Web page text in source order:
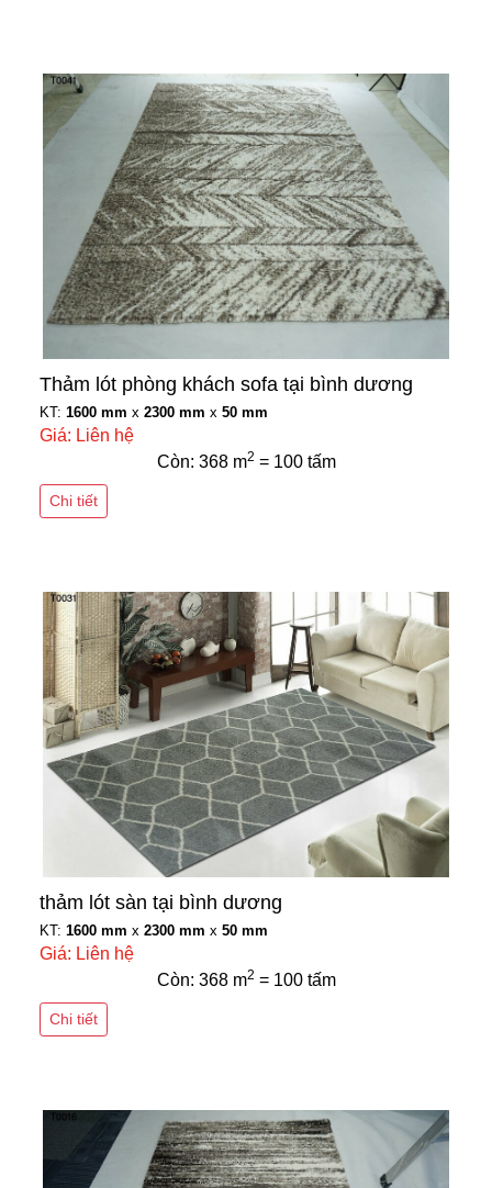
Thảm lót phòng khách sofa tại bình dương
KT: 1600 mm x 2300 mm x 50 mm
Giá: Liên hệ
Còn: 368 m2 = 100 tấm
Chi tiết
thảm lót sàn tại bình dương
KT: 1600 mm x 2300 mm x 50 mm
Giá: Liên hệ
Còn: 368 m2 = 100 tấm
Chi tiết